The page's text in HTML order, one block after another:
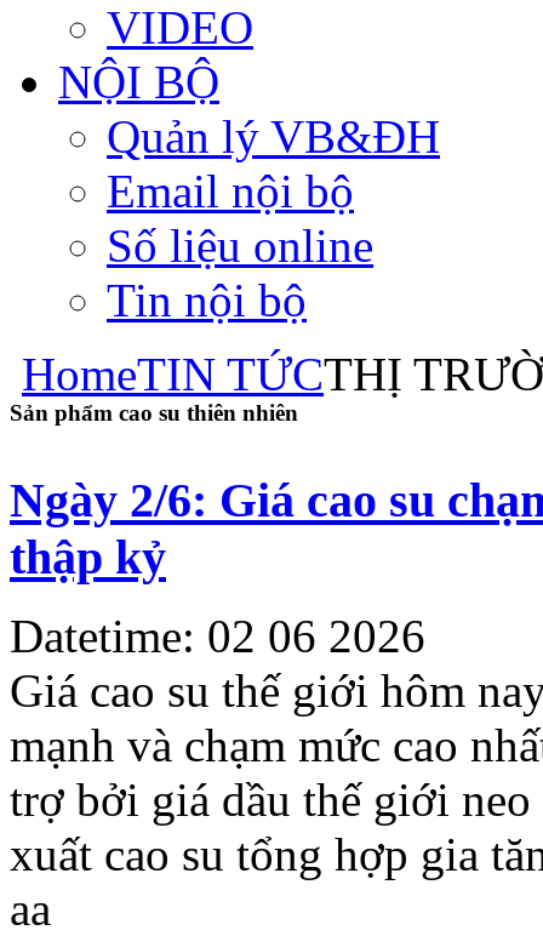
VIDEO
NỘI BỘ
Quản lý VB&ĐH
Email nội bộ
Số liệu online
Tin nội bộ
HomeTIN TỨCTHỊ
Sản phẩm cao su thiên nhiên
Ngày 2/6: Giá cao su
thập kỷ
Datetime: 02 06 2026
Giá cao su thế giới hôm
mạnh và chạm mức cao
trợ bởi giá dầu thế giới
xuất cao su tổng hợp gia
aa